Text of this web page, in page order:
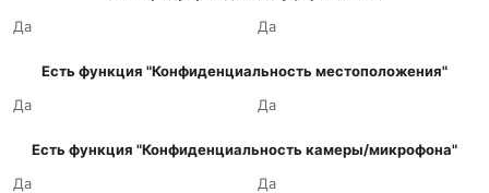
Да
Да
Есть функция "Конфиденциальность местоположения"
Да
Да
Есть функция "Конфиденциальность камеры/микрофона"
Да
Да